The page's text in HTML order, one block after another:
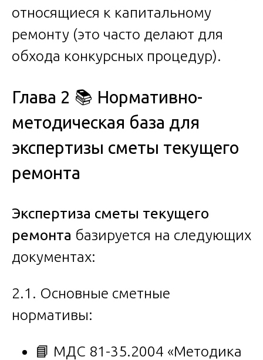
относящиеся к капитальному
ремонту (это часто делают для
обхода конкурсных процедур).
Глава 2 📚 Нормативно-
методическая база для
экспертизы сметы текущего
ремонта
Экспертиза сметы текущего
ремонта базируется на следующих
документах:
2.1. Основные сметные
нормативы:
📘 МДС 81-35.2004 «Методика